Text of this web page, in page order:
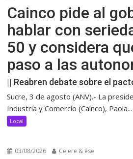
Cainco pide al
hablar con
50 y considera
paso a las
|| Reabren debate sobre el
Sucre, 3 de agosto (ANV).- La
Industria y Comercio (Cainco), Paola...
Local
03/08/2026 Ce ere & ese